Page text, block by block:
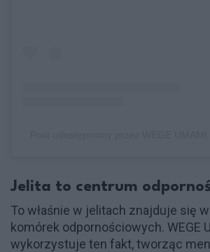
Jelita to centrum
To właśnie w jelitach znajduje się
komórek odpornościowych. WEGE
wykorzystuje ten fakt, tworząc